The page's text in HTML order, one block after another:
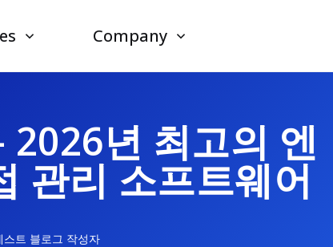
Company
2026년 최고의 엔
관리 소프트웨어
스트 블로그 작성자